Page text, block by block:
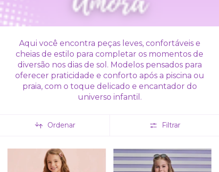
Aqui você encontra peças leves, confortáveis e
cheias de estilo para completar os momentos de
diversão nos dias de sol. Modelos pensados para
oferecer praticidade e conforto após a piscina ou
praia, com o toque delicado e encantador do
universo infantil.
Ordenar Filtrar